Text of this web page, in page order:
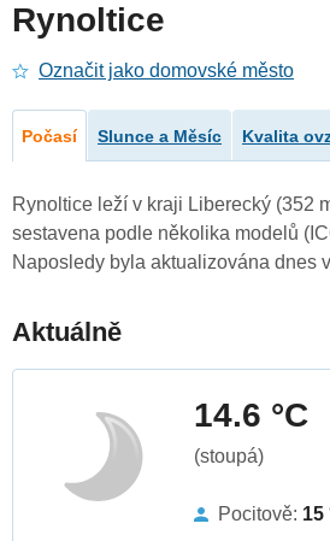
Rynoltice
Označit jako domovské město
Počasí Slunce a Měsíc Kvalita
Rynoltice leží v kraji Liberecký (352
sestavena podle několika modelů
Naposledy byla aktualizována dnes
Aktuálně
14.6 °C
(stoupá)
Pocitově: 15